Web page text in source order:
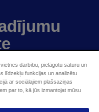
darbību, pielāgotu saturu un
līdzekļu funkcijas un analizētu
ar sociālajiem plašsaziņas
par to, kā jūs izmantojat mūsu